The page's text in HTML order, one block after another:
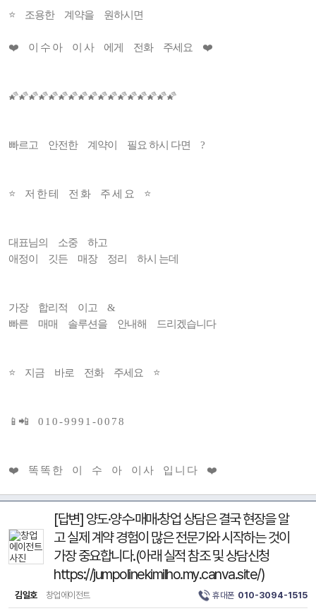
⭐ 조용한 계약을 원하시면
❤️ 이 수 아 이 사 에게 전화 주세요 ❤️
🌠🌠🌠🌠🌠🌠🌠🌠🌠🌠🌠🌠🌠🌠🌠🌠🌠
빠르고 안전한 계약이 필요 하시 다면 ?
⭐️ 저 한 테 전 화 주 세 요 ⭐️
대표님의 소중 하고
애정이 깃든 매장 정리 하시 는데
가장 합리적 이고 &
빠른 매매 솔루션을 안내해 드리겠습니다
⭐ 지금 바로 전화 주세요 ⭐
📱📲 0 1 0 - 9 9 9 1 - 0 0 7 8
❤️ 똑 똑 한 이 수 아 이 사 입 니 다 ❤️
[답변] 양도·양수·매매·창업 상담은 결국 현장을 알
고 실제 계약 경험이 많은 전문가와 시작하는 것이
가장 중요합니다.(아래 실적 참조 및 상담신청
https://jumpolinekimilho.my.canva.site/)
김일호 창업에이전트 휴대폰 010-3094-1515